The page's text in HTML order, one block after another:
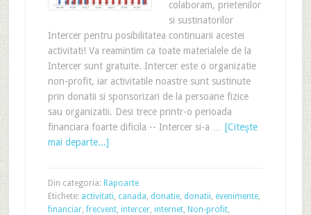
colaboram, prietenilor
si sustinatorilor
Intercer pentru posibilitatea continuarii acestei
activitati! Va reamintim ca toate materialele de la
Intercer sunt gratuite. Intercer este o organizatie
non-profit, iar activitatile noastre sunt sustinute
prin donatii si sponsorizari de la persoane fizice
sau organizatii. Desi trece printr-o perioada
financiara foarte dificila -- Intercer si-a … [Citeşte
mai departe...]
Din categoria: Rapoarte
Etichete: activitati, canada, donatie, donatii, evenimente,
financiar,frecvent, intercer, internet, Non-profit,